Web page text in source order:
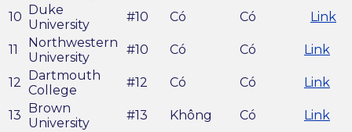
10 Duke
University
#10 Có Có Link
11
Northwestern
University
#10 Có Có Link
12
Dartmouth
College
#12 Có Có Link
13 Brown
University
#13 Không Có Link